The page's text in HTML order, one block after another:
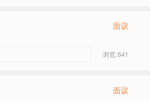
面议
浏览:641
面议